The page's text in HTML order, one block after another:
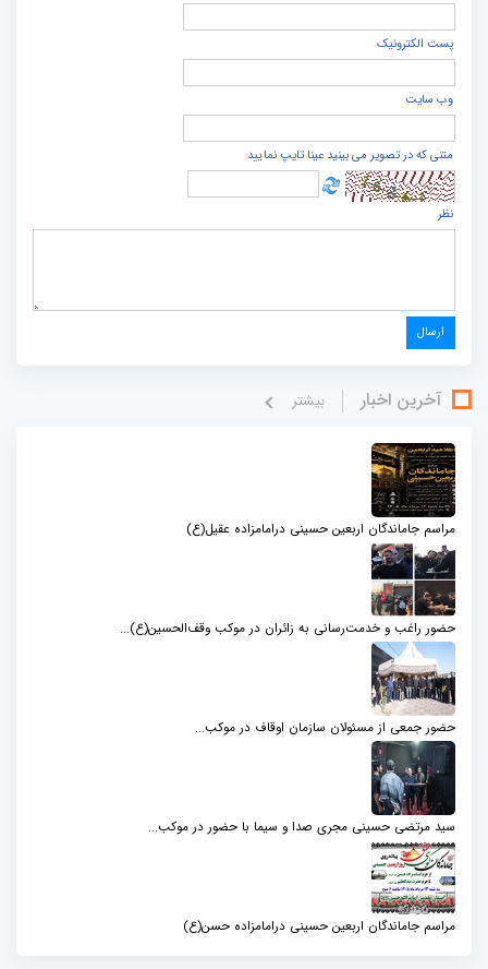
پست الكترونيک
وب سایت
متنی که در تصویر می بینید عینا تایپ نمایید
نظر
آخرین اخبار بيشتر
مراسم جاماندگان اربعین حسینی درامامزاده عقیل(ع)
حضور راغب و خدمت‌رسانی به زائران در موکب وقف‌الحسین(ع)...
حضور جمعی از مسئولان سازمان اوقاف در موکب...
سید مرتضی حسینی مجری صدا و سیما با حضور در موکب...
مراسم جاماندگان اربعین حسینی درامامزاده حسن(ع)